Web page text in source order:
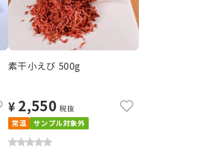
素干小えび 500g
¥ 2,550 税抜
常温
サンプル対象外